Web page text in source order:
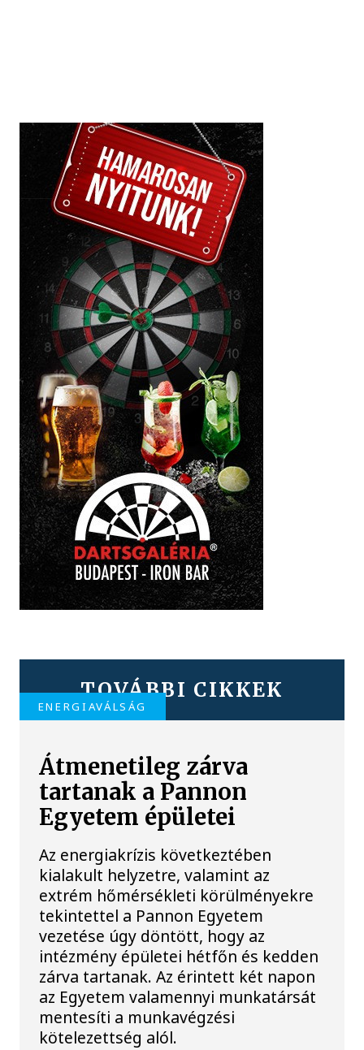
TOVÁBBI CIKKEK
ENERGIAVÁLSÁG
Átmenetileg zárva
tartanak a Pannon
Egyetem épületei
Az energiakrízis következtében
kialakult helyzetre, valamint az
extrém hőmérsékleti körülményekre
tekintettel a Pannon Egyetem
vezetése úgy döntött, hogy az
intézmény épületei hétfőn és kedden
zárva tartanak. Az érintett két napon
az Egyetem valamennyi munkatársát
mentesíti a munkavégzési
kötelezettség alól.